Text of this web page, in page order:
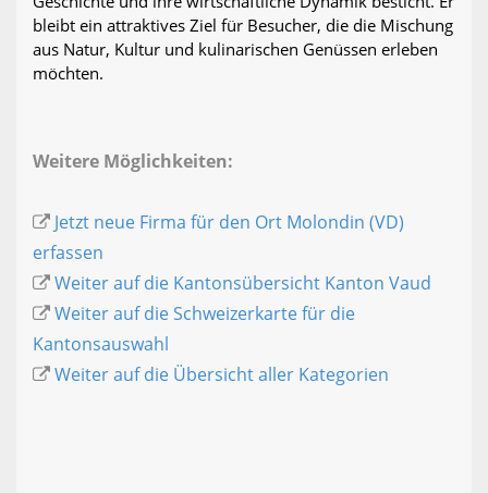
bleibt ein attraktives Ziel für Besucher, die die Mischung
aus Natur, Kultur und kulinarischen Genüssen erleben
möchten.
Weitere Möglichkeiten:
Jetzt neue Firma für den Ort Molondin (VD)
erfassen
Weiter auf die Kantonsübersicht Kanton Vaud
Weiter auf die Schweizerkarte für die
Kantonsauswahl
Weiter auf die Übersicht aller Kategorien